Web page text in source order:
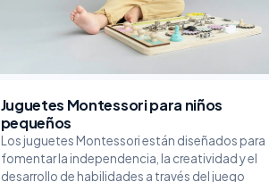
Juguetes Montessori para niños
pequeños
Los juguetes Montessori están diseñados para
fomentar la independencia, la creatividad y el
desarrollo de habilidades a través del juego